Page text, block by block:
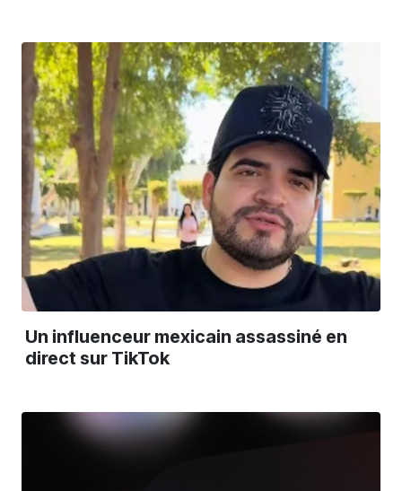
Un influenceur mexicain assassiné en
direct sur TikTok